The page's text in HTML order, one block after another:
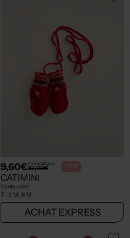
9,60€Prix boutique :
32,00€ -70%
CATIMINI
Gants violet
T : 3 M, 9 M
ACHAT EXPRESS